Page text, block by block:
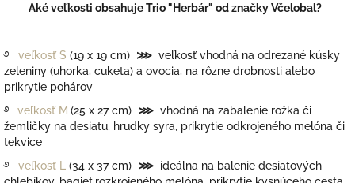
Aké veľkosti obsahuje Trio "Herbár" od značky Včelobal?
࿔ veľkosť S (19 x 19 cm) ⋙ veľkosť vhodná na odrezané kúsky
zeleniny (uhorka, cuketa) a ovocia, na rôzne drobnosti alebo
prikrytie pohárov
࿔
veľkosť M (25 x 27 cm) ⋙ vhodná na zabalenie rožka či
žemličky na desiatu, hrudky syra, prikrytie odkrojeného melóna či
tekvice
࿔ veľkosť L (34 x 37 cm) ⋙ ideálna na balenie desiatových